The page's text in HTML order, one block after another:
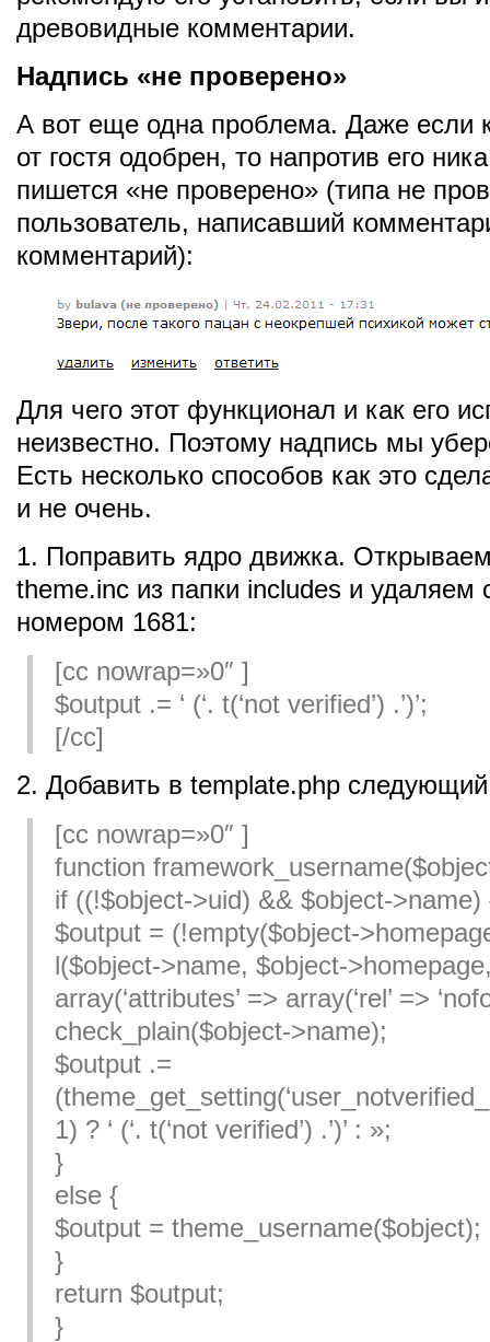
древовидные комментарии.
Надпись «не проверено»
А вот еще одна проблема. Даже если
от гостя одобрен, то напротив его
пишется «не проверено» (типа не
пользователь, написавший
комментарий):
Для чего этот функционал и как его
неизвестно. Поэтому надпись мы
Есть несколько способов как это
и не очень.
1. Поправить ядро движка.
theme.inc из папки includes и удаляем
номером 1681:
[cc nowrap=»0″ ]
$output .= ‘ (‘. t(‘not verified’) .’)’;
[/cc]
2. Добавить в template.php
[cc nowrap=»0″ ]
function
if ((!$object->uid) && $object->name)
$output = (!empty($object-
l($object->name, $object-
array(‘attributes’ => array(‘rel’ =>
check_plain($object->name);
$output .=
1) ? ‘ (‘. t(‘not verified’) .’)’ : »;
}
else {
$output = theme_username($object);
}
return $output;
}